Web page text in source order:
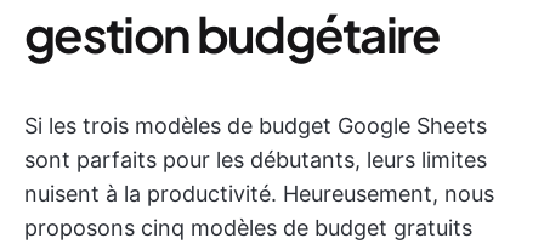
gestion budgétaire
Si les trois modèles de budget Google Sheets
sont parfaits pour les débutants, leurs limites
nuisent à la productivité. Heureusement, nous
proposons cinq modèles de budget gratuits